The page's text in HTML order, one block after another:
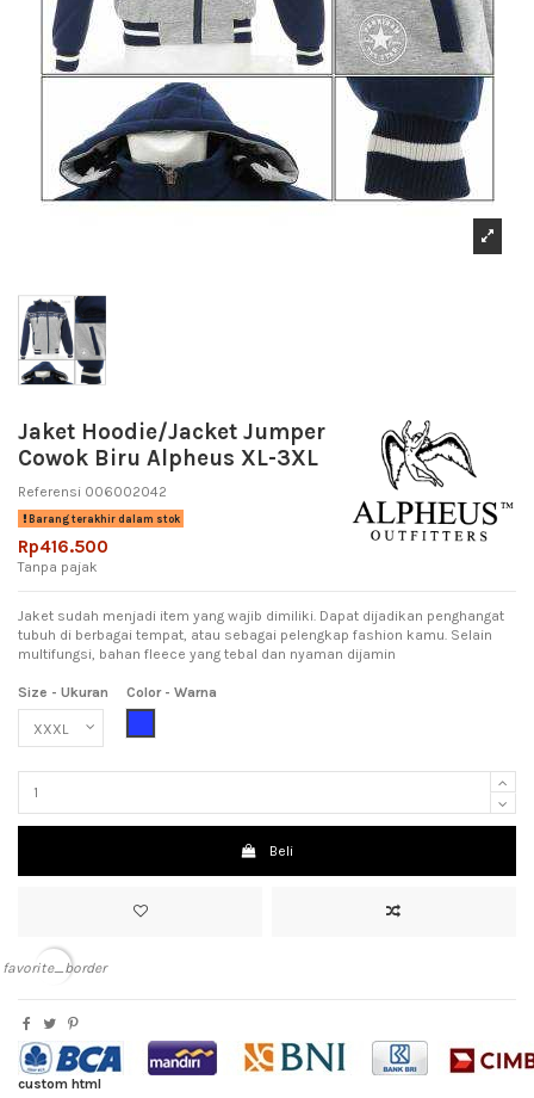
Jaket Hoodie/Jacket Jumper
Cowok Biru Alpheus XL-3XL
Referensi 006002042
Barang terakhir dalam stok
Rp416.500
Tanpa pajak
Jaket sudah menjadi item yang wajib dimiliki. Dapat dijadikan penghangat
tubuh di berbagai tempat, atau sebagai pelengkap fashion kamu. Selain
multifungsi, bahan fleece yang tebal dan nyaman dijamin
Size - Ukuran
Color - Warna
Beli
favorite_border
custom html